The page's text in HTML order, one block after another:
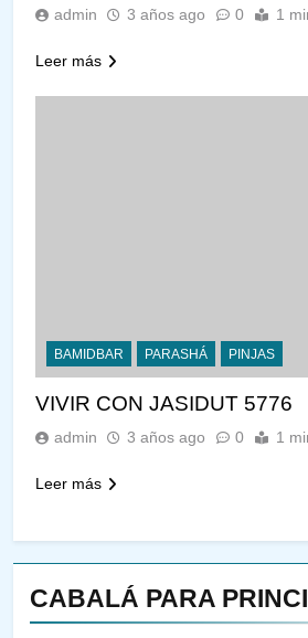
CABALÁ PARA
admin 3 años ago 0 1
Leer más
BAMIDBAR PARASHÁ PINJAS
VIVIR CON JASIDUT 5776
admin 3 años ago 0 1
Leer más